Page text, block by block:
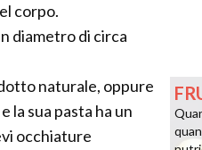
corpo.
diametro di circa
naturale, oppure
la sua pasta ha un
occhiature